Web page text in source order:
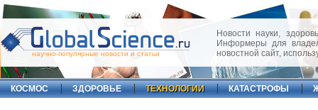
научно-популярные новости и статьи
Новости науки,
Информеры для
новостной сайт,
КОСМОС ЗДОРОВЬЕ ТЕХНОЛОГИИ КАТАСТРОФЫ